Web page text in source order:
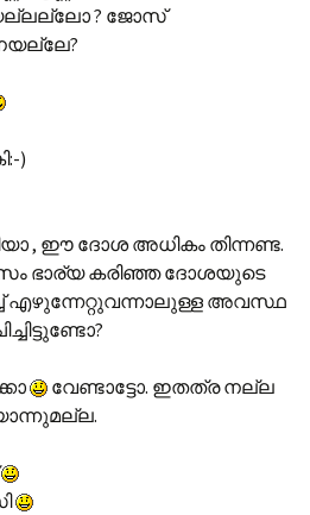
? ജോസ്
)
, ഈ ദോശ അധികം തിന്നണ്ട.
ഭാര്യ കരിഞ്ഞ ദോശയുടെ
എഴുന്നേറ്റുവന്നാലുള്ള അവസ്ഥ
വേണ്ടാട്ടോ. ഇതത്ര നല്ല